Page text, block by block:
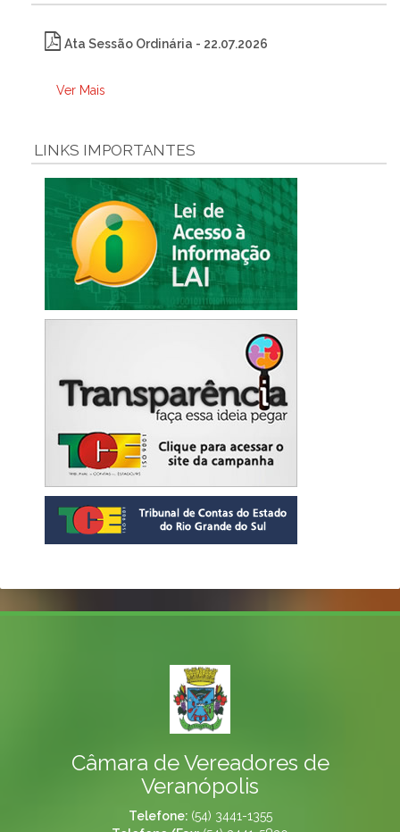
Ata Sessão Ordinária - 22.07.2026
Ver Mais
LINKS IMPORTANTES
Câmara de Vereadores de
Veranópolis
Telefone: (54) 3441-1355